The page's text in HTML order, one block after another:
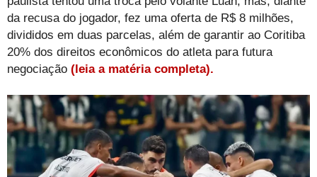
da recusa do jogador, fez uma oferta de R$ 8 milhões,
divididos em duas parcelas, além de garantir ao Coritiba
20% dos direitos econômicos do atleta para futura
negociação (leia a matéria completa).